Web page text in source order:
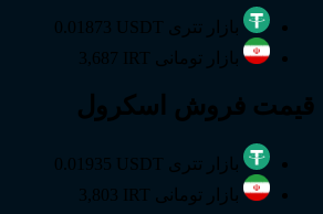
بازار تتری 0.01873 USDT
بازار تومانی 3,687 IRT
قیمت فروش اسکرول
بازار تتری 0.01935 USDT
بازار تومانی 3,803 IRT